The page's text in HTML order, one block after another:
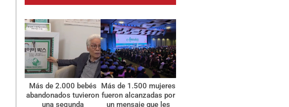
Más de 2.000 bebés
abandonados tuvieron
una segunda
Más de 1.500 mujeres
fueron alcanzadas por
un mensaje que les